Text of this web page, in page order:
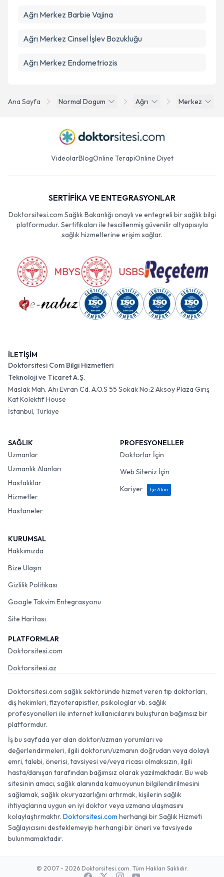
Ana Sayfa Normal Dogum Ağrı Merkez
Ağrı Merkez Barbie Vajina
Ağrı Merkez Cinsel İşlev Bozukluğu
Ağrı Merkez Endometriozis
VideolarBlogOnline TerapiOnline Diyet
SERTİFİKA VE ENTEGRASYONLAR
Doktorsitesi.com Sağlık Bakanlığı onaylı ve entegreli bir sağlık bilgi
platformudur. Sertifikaları ile tescillenmiş güvenilir altyapısıyla
sağlık hizmetlerine erişim sağlar.
İLETİŞİM
Doktorsitesi Com Bilgi Hizmetleri
Teknoloji ve Ticaret A.Ş.
Maslak Mah. Ahi Evran Cd. A.O.S 55 Sokak No:2 Aksoy Plaza Giriş
Kat Kolektif House
İstanbul, Türkiye
SAĞLIK
Uzmanlar
Uzmanlık Alanları
Hastalıklar
Hizmetler
Hastaneler
PROFESYONELLER
Doktorlar İçin
Web Siteniz İçin
Kariyer
İşe Alım
KURUMSAL
Hakkımızda
Bize Ulaşın
Gizlilik Politikası
Google Takvim Entegrasyonu
Site Haritası
PLATFORMLAR
Doktorsitesi.com
Doktorsitesi.az
Doktorsitesi.com sağlık sektöründe hizmet veren tıp doktorları,
diş hekimleri, fizyoterapistler, psikologlar vb. sağlık
profesyonelleri ile internet kullanıcılarını buluşturan bağımsız bir
platformdur.
İş bu sayfada yer alan doktor/uzman yorumları ve
değerlendirmeleri, ilgili doktorun/uzmanın doğrudan veya dolaylı
emri, talebi, önerisi, tavsiyesi ve/veya ricası olmaksızın, ilgili
hasta/danışan tarafından bağımsız olarak yazılmaktadır. Bu web
sitesinin amacı, sağlık alanında kamuoyunun bilgilendirilmesini
sağlamak, sağlık okuryazarlığını artırmak, kişilerin sağlık
ihtiyaçlarına uygun en iyi doktor veya uzmana ulaşmasını
kolaylaştırmaktır. Doktorsitesi.com herhangi bir Sağlık Hizmeti
Sağlayıcısını desteklemeyip herhangi bir öneri ve tavsiyede
bulunmamaktadır.
© 2007 - 2026 Doktorsitesi.com. Tüm Hakları Saklıdır.